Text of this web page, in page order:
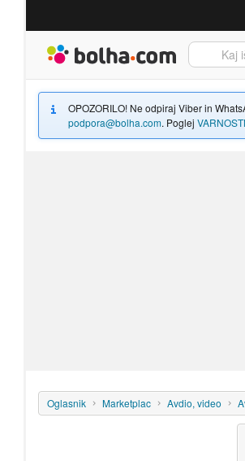
OPOZORILO! Ne odpiraj Viber in
podpora@bolha.com. Poglej
Oglasnik Marketplac Avdio, video